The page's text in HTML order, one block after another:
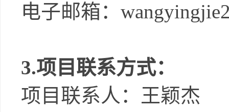
电子邮箱：
3.项目联系方式：
项目联系人： 王颖杰